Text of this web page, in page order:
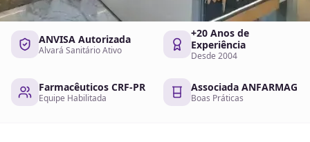
ANVISA Autorizada
Alvará Sanitário Ativo
+20 Anos de
Experiência
Desde 2004
Farmacêuticos CRF-PR
Equipe Habilitada
Associada ANFARMAG
Boas Práticas